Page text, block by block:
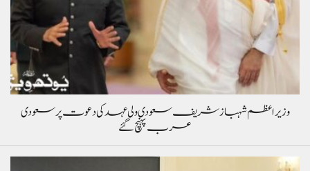
وزیراعظم شہباز شریف سعودی ولی عہد کی دعوت پر سعودی
عرب پہنچ گئے